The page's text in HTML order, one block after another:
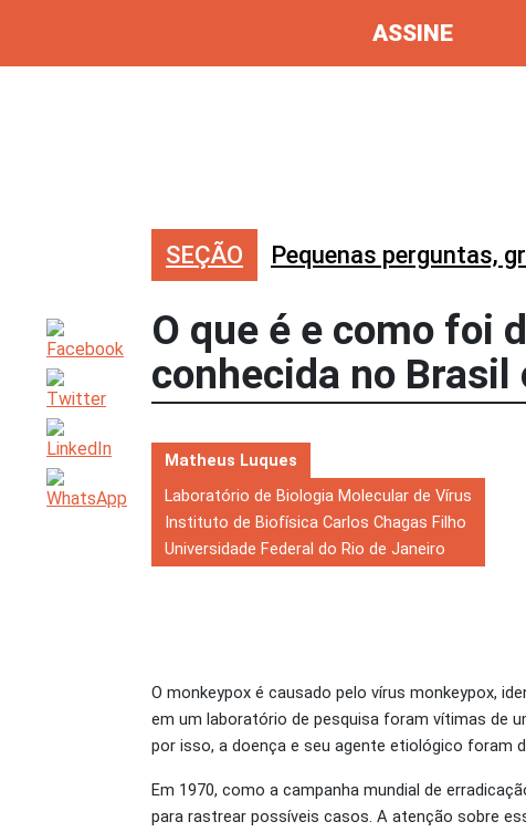
ASSINE
SEÇÃO Pequenas perguntas,
O que é e como foi
conhecida no
Matheus Luques
Laboratório de Biologia Molecular de Vírus
Instituto de Biofísica Carlos Chagas Filho
Universidade Federal do Rio de Janeiro
O monkeypox é causado pelo vírus monkeypox,
em um laboratório de pesquisa foram vítimas de
por isso, a doença e seu agente etiológico foram
Em 1970, como a campanha mundial de
para rastrear possíveis casos. A atenção sobre